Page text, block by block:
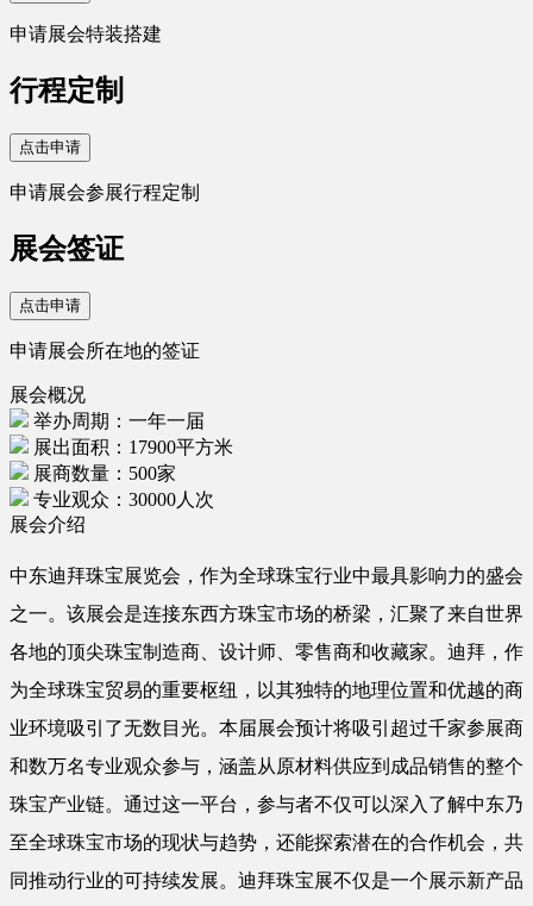
申请展会特装搭建
行程定制
点击申请
申请展会参展行程定制
展会签证
点击申请
申请展会所在地的签证
展会概况
举办周期：一年一届
展出面积：17900平方米
展商数量：500家
专业观众：30000人次
展会介绍
中东迪拜珠宝展览会，作为全球珠宝行业中最具影响力的盛会
之一。该展会是连接东西方珠宝市场的桥梁，汇聚了来自世界
各地的顶尖珠宝制造商、设计师、零售商和收藏家。迪拜，作
为全球珠宝贸易的重要枢纽，以其独特的地理位置和优越的商
业环境吸引了无数目光。本届展会预计将吸引超过千家参展商
和数万名专业观众参与，涵盖从原材料供应到成品销售的整个
珠宝产业链。通过这一平台，参与者不仅可以深入了解中东乃
至全球珠宝市场的现状与趋势，还能探索潜在的合作机会，共
同推动行业的可持续发展。迪拜珠宝展不仅是一个展示新产品